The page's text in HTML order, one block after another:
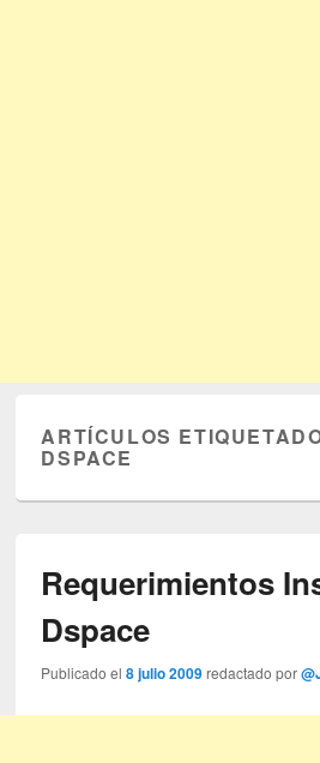
ARTÍCULOS
DSPACE
Requerimientos
Dspace
Publicado el8 julio 2009 redactado por